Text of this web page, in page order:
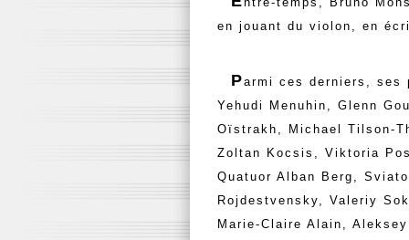
en jouant du violon, en
Parmi ces derniers, ses
Yehudi Menuhin , Glenn
Oïstrakh , Michael Tilson-
Zoltan Kocsis, Viktoria
Quatuor Alban Berg,
Rojdestvensky, Valeriy
Marie-Claire Alain,